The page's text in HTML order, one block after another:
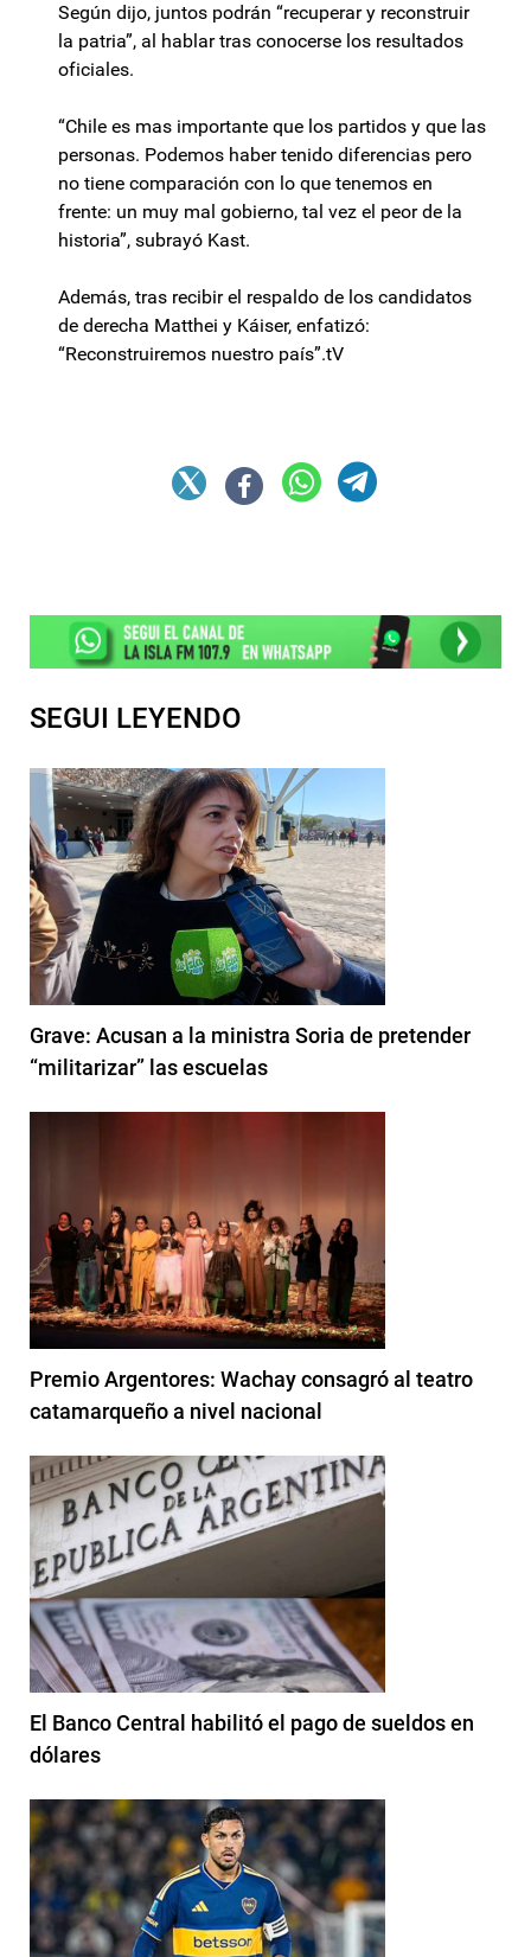
Según dijo, juntos podrán “recuperar y reconstruir
la patria”, al hablar tras conocerse los resultados
oficiales.
“Chile es mas importante que los partidos y que las
personas. Podemos haber tenido diferencias pero
no tiene comparación con lo que tenemos en
frente: un muy mal gobierno, tal vez el peor de la
historia”, subrayó Kast.
Además, tras recibir el respaldo de los candidatos
de derecha Matthei y Káiser, enfatizó:
“Reconstruiremos nuestro país”.tV
SEGUI LEYENDO
Grave: Acusan a la ministra Soria de pretender
“militarizar” las escuelas
Premio Argentores: Wachay consagró al teatro
catamarqueño a nivel nacional
El Banco Central habilitó el pago de sueldos en
dólares